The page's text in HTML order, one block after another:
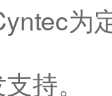
为
持。